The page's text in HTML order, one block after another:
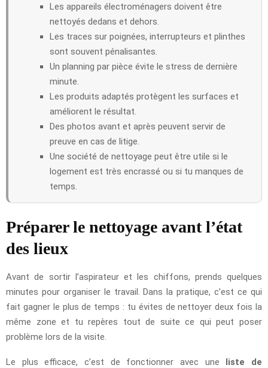
Les appareils électroménagers doivent être
nettoyés dedans et dehors.
Les traces sur poignées, interrupteurs et plinthes
sont souvent pénalisantes.
Un planning par pièce évite le stress de dernière
minute.
Les produits adaptés protègent les surfaces et
améliorent le résultat.
Des photos avant et après peuvent servir de
preuve en cas de litige.
Une société de nettoyage peut être utile si le
logement est très encrassé ou si tu manques de
temps.
Préparer le nettoyage avant l’état
des lieux
Avant de sortir l’aspirateur et les chiffons, prends quelques
minutes pour organiser le travail. Dans la pratique, c’est ce qui
fait gagner le plus de temps : tu évites de nettoyer deux fois la
même zone et tu repères tout de suite ce qui peut poser
problème lors de la visite.
Le plus efficace, c’est de fonctionner avec une liste de